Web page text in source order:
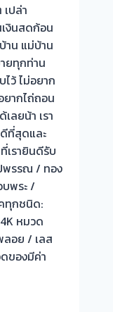
ปล่า
งินสดก้อน
น แม่บ้าน
ยทุกท่าน
ว้ ไม่อยาก
ยากไถ่ถอน
ลยน้า เรา
ที่สุดและ
เรายินดีรับ
พรรณ / ทอง
พระ /
ทุกชนิด:
หมวด
ลอย / เลส
ของมีค่า